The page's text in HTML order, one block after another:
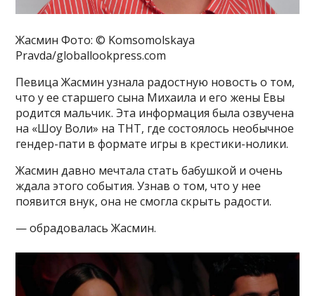
Жасмин Фото: © Komsomolskaya
Pravda/globallookpress.com
Певица Жасмин узнала радостную новость о том,
что у ее старшего сына Михаила и его жены Евы
родится мальчик. Эта информация была озвучена
на «Шоу Воли» на ТНТ, где состоялось необычное
гендер-пати в формате игры в крестики-нолики.
Жасмин давно мечтала стать бабушкой и очень
ждала этого события. Узнав о том, что у нее
появится внук, она не смогла скрыть радости.
— обрадовалась Жасмин.